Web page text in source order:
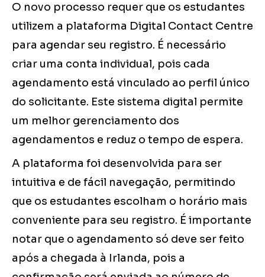
O novo processo requer que os estudantes
utilizem a plataforma Digital Contact Centre
para agendar seu registro. É necessário
criar uma conta individual, pois cada
agendamento está vinculado ao perfil único
do solicitante. Este sistema digital permite
um melhor gerenciamento dos
agendamentos e reduz o tempo de espera.
A plataforma foi desenvolvida para ser
intuitiva e de fácil navegação, permitindo
que os estudantes escolham o horário mais
conveniente para seu registro. É importante
notar que o agendamento só deve ser feito
após a chegada à Irlanda, pois a